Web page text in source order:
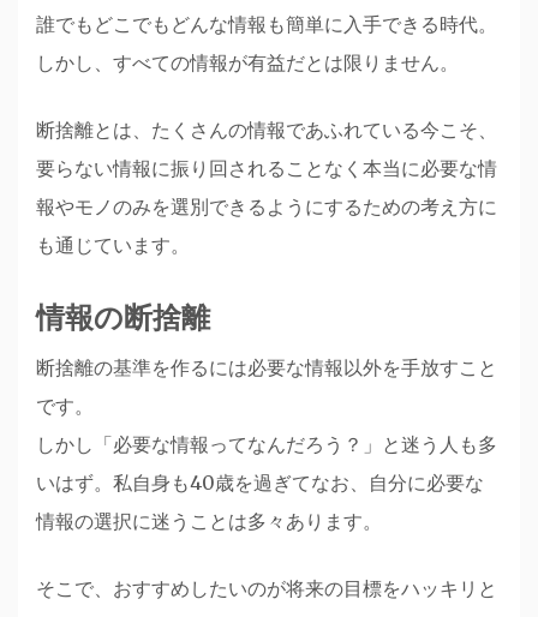
誰でもどこでもどんな情報も簡単に入手できる時代。
しかし、すべての情報が有益だとは限りません。
断捨離とは、たくさんの情報であふれている今こそ、
要らない情報に振り回されることなく本当に必要な情
報やモノのみを選別できるようにするための考え方に
も通じています。
情報の断捨離
断捨離の基準を作るには必要な情報以外を手放すこと
です。
しかし「必要な情報ってなんだろう？」と迷う人も多
いはず。私自身も40歳を過ぎてなお、自分に必要な
情報の選択に迷うことは多々あります。
そこで、おすすめしたいのが将来の目標をハッキリと